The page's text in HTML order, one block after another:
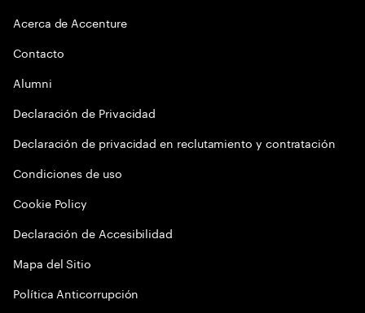
Acerca de Accenture
Contacto
Alumni
Declaración de Privacidad
Declaración de privacidad en reclutamiento y contratación
Condiciones de uso
Cookie Policy
Declaración de Accesibilidad
Mapa del Sitio
Política Anticorrupción